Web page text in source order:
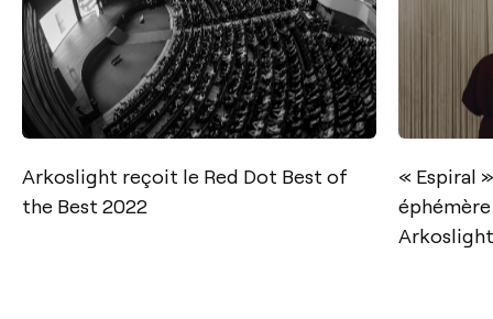
Arkoslight reçoit le Red Dot Best of
the Best 2022
« Espiral
Contact